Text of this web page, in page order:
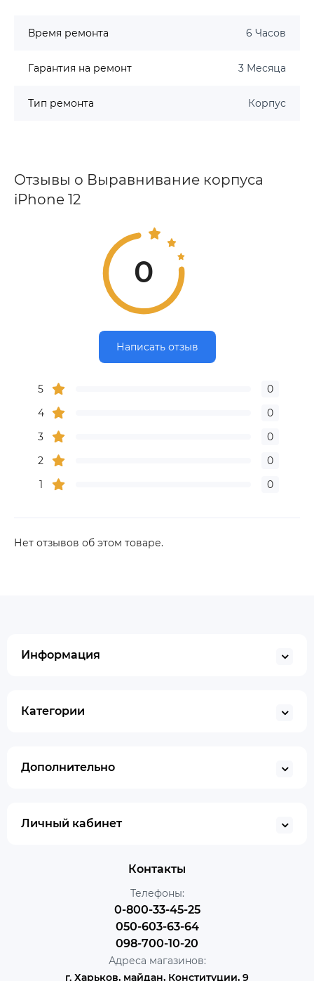
Время ремонта 6 Часов
Гарантия на ремонт 3 Месяца
Тип ремонта Корпус
Отзывы о Выравнивание корпуса
iPhone 12
0
Написать отзыв
5
0
4
0
3
0
2
0
1
0
Нет отзывов об этом товаре.
Информация
Категории
Дополнительно
Личный кабинет
Контакты
Телефоны:
0-800-33-45-25
050-603-63-64
098-700-10-20
Адреса магазинов:
г. Харьков, майдан, Конституции, 9